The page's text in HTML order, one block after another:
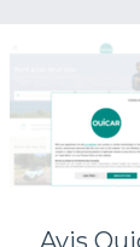
Avis